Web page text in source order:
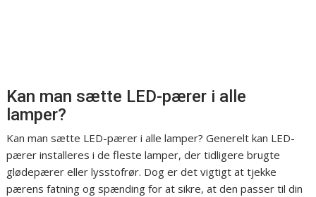
Kan man sætte LED-pærer i alle
lamper?
Kan man sætte LED-pærer i alle lamper? Generelt kan LED-
pærer installeres i de fleste lamper, der tidligere brugte
glødepærer eller lysstofrør. Dog er det vigtigt at tjekke
pærens fatning og spænding for at sikre, at den passer til din